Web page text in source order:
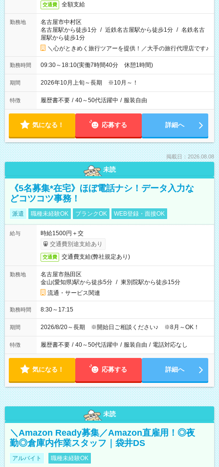
交通費 全額支給
勤務地
名古屋市中村区
名古屋駅から徒歩1分 / 近鉄名古屋駅から徒歩1分 / 名鉄名古
屋駅から徒歩1分
＼心がときめく旅行ツアーを提供！／大手の旅行代理店です♪
勤務時間 09:30～18:10(実働7時間40分 休憩1時間)
期間 2026年10月上旬～長期 ※10月～！
特徴 履歴書不要 / 40～50代活躍中 / 服装自由
気になる！ 応募する 詳細へ
掲載日：2026.08.08
未読
《5名募集*在宅》ほぼ電話ナシ！データ入力な
どコツコツ事務！
派遣 職種未経験OK ブランクOK WEB登録・面接OK
給与
時給1500円＋交
交通費別途支給あり
交通費 交通費支給(弊社規定あり)
勤務地
名古屋市熱田区
金山(愛知県)駅から徒歩5分 / 東別院駅から徒歩15分
流通・サービス関連
勤務時間 8:30～17:15
期間 2026/8/20～長期 ※開始日ご相談ください♪ ※8月～OK！
特徴 履歴書不要 / 40～50代活躍中 / 服装自由 / 電話対応なし
気になる！ 応募する 詳細へ
未読
＼Amazon Ready募集／Amazon直雇用！◎夜
勤◎倉庫内作業スタッフ｜袋井DS
アルバイト 職種未経験OK